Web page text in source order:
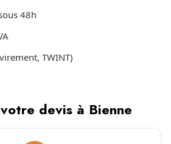
48h
TWINT)
devis à Bienne